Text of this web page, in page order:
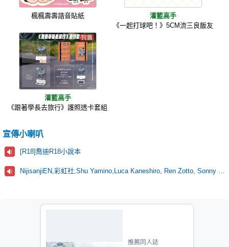
楓楓壽壽諧音貼紙
灌籃高手
《一起打球吧！》5CM流三良飯友
灌籃高手
《跟著學長去旅行》護照透卡套組
宣傳小喇叭
[R18]喬迪R18小說本
推薦同人誌